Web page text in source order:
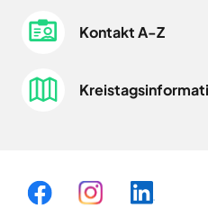
Kontakt A-Z